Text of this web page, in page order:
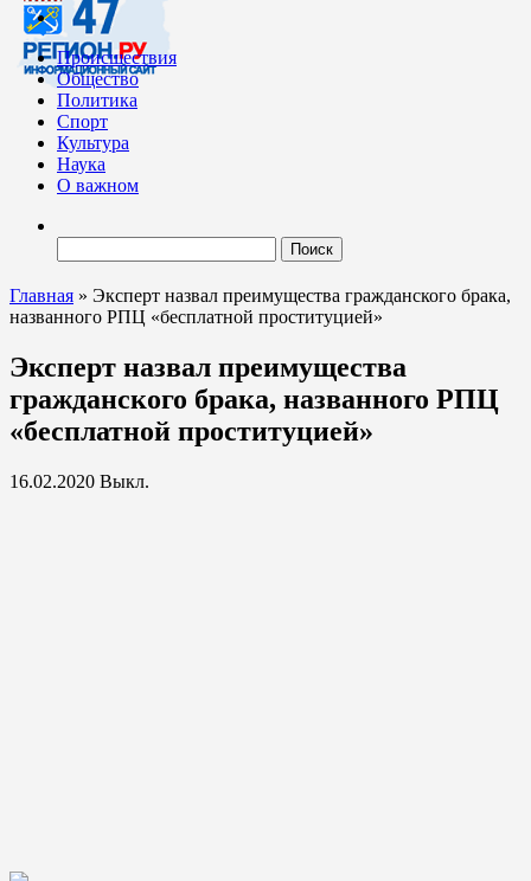
Происшествия
Общество
Политика
Спорт
Культура
Наука
О важном
Главная » Эксперт назвал преимущества гражданского брака,
названного РПЦ «бесплатной проституцией»
Эксперт назвал преимущества
гражданского брака, названного РПЦ
«бесплатной проституцией»
16.02.2020 Выкл.